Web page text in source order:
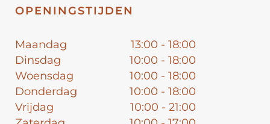
OPENINGSTIJDEN
Maandag
13:00 - 18:00
Dinsdag
10:00 - 18:00
Woensdag
10:00 - 18:00
Donderdag
10:00 - 18:00
Vrijdag
10:00 - 21:00